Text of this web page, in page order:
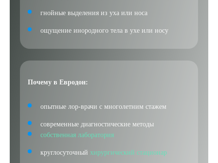
гнойные выделения из уха или носа
ощущение инородного тела в ухе или носу
Почему в Евродон:
опытные лор-врачи с многолетним стажем
современные диагностические методы
собственная лаборатория
круглосуточный хирургический стационар